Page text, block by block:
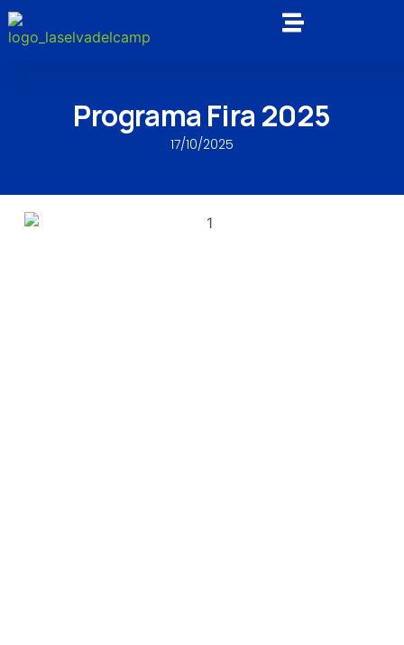
Programa Fira 2025
17/10/2025